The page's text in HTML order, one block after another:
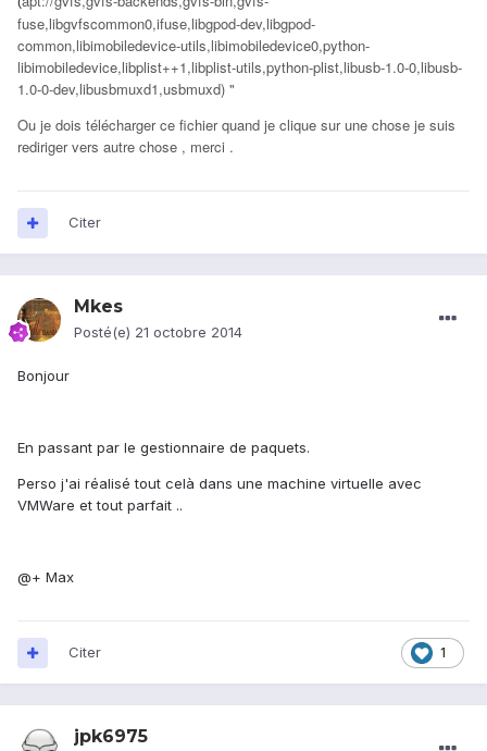
fuse,libgvfscommon0,ifuse,libgpod-dev,libgpod-
common,libimobiledevice-utils,libimobiledevice0,python-
libimobiledevice,libplist++1,libplist-utils,python-plist,libusb-1.0-0,libusb-
1.0-0-dev,libusbmuxd1,usbmuxd) "
Ou je dois télécharger ce fichier quand je clique sur une chose je suis
rediriger vers autre chose , merci .
Citer
Mkes
Posté(e) 21 octobre 2014
Bonjour
En passant par le gestionnaire de paquets.
Perso j'ai réalisé tout celà dans une machine virtuelle avec
VMWare et tout parfait ..
@+ Max
1
Citer
jpk6975